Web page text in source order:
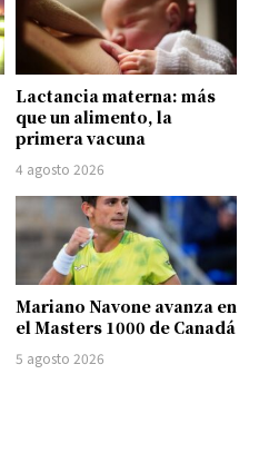
Lactancia materna: más
que un alimento, la
primera vacuna
4 agosto 2026
Mariano Navone avanza en
el Masters 1000 de Canadá
5 agosto 2026